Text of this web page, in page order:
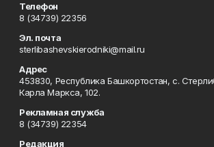
Телефон
8 (34739) 22356
Эл. почта
sterlibashevskierodniki@mail.ru
Адрес
453830, Республика Башкортостан, c.
Карла Маркса, 102.
Рекламная служба
8 (34739) 22354
Редакция